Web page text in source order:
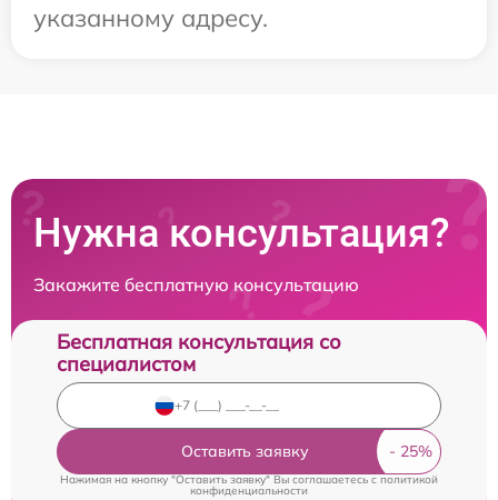
указанному адресу.
Нужна консультация?
Закажите бесплатную консультацию
Бесплатная консультация со
специалистом
Оставить заявку
Нажимая на кнопку "Оставить заявку" Вы соглашаетесь cполитикой
конфиденциальности